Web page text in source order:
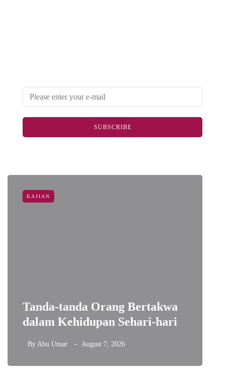
KAJIAN
Tanda-tanda Orang Bertakwa
dalam Kehidupan Sehari-hari
By Abu Umar August 7, 2026
SUBSCRIBE